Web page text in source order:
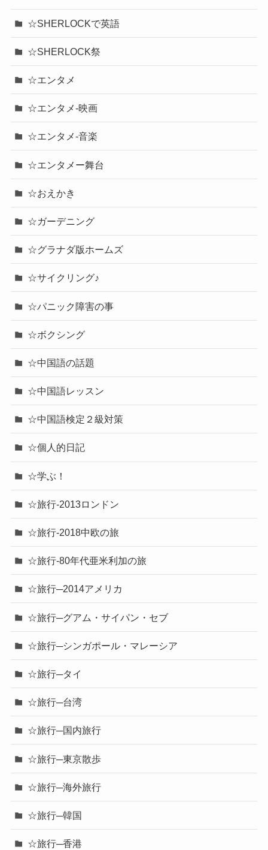
☆SHERLOCKで英語
☆SHERLOCK祭
☆エンタメ
☆エンタメ-映画
☆エンタメ-音楽
☆エンタメー舞台
☆おえかき
☆ガーデニング
☆グラナダ版ホームズ
☆サイクリング♪
☆パニック障害の事
☆ボクシング
☆中国語の話題
☆中国語レッスン
☆中国語検定２級対策
☆個人的日記
☆学ぶ！
☆旅行-2013ロンドン
☆旅行-2018中欧の旅
☆旅行-80年代亜米利加の旅
☆旅行─2014アメリカ
☆旅行─グアム・サイパン・セブ
☆旅行─シンガポール・マレーシア
☆旅行─タイ
☆旅行─台湾
☆旅行─国内旅行
☆旅行─東京散歩
☆旅行─海外旅行
☆旅行─韓国
☆旅行─香港